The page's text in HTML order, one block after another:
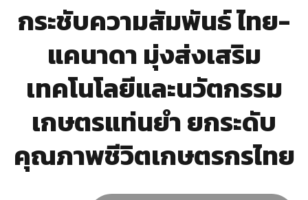
กระชับความสัมพันธ์ ไทย-
แคนาดา มุ่งส่งเสริม
เทคโนโลยีและนวัตกรรม
เกษตรแท่นยำ ยกระดับ
คุณภาพชีวิตเกษตรกรไทย